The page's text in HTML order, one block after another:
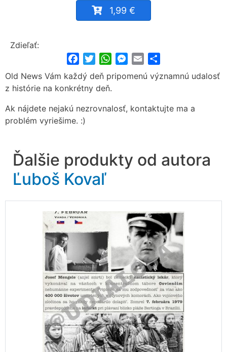
1,99 €
Zdieľať:
FacebookTwitterWhatsApp
Messenger
Email
Old News Vám každý deň pripomenú významnú udalosť
z histórie na konkrétny deň.
Ak nájdete nejakú nezrovnalosť, kontaktujte ma a
problém vyriešime. :)
Ďalšie produkty od autora
Ľuboš Kovaľ